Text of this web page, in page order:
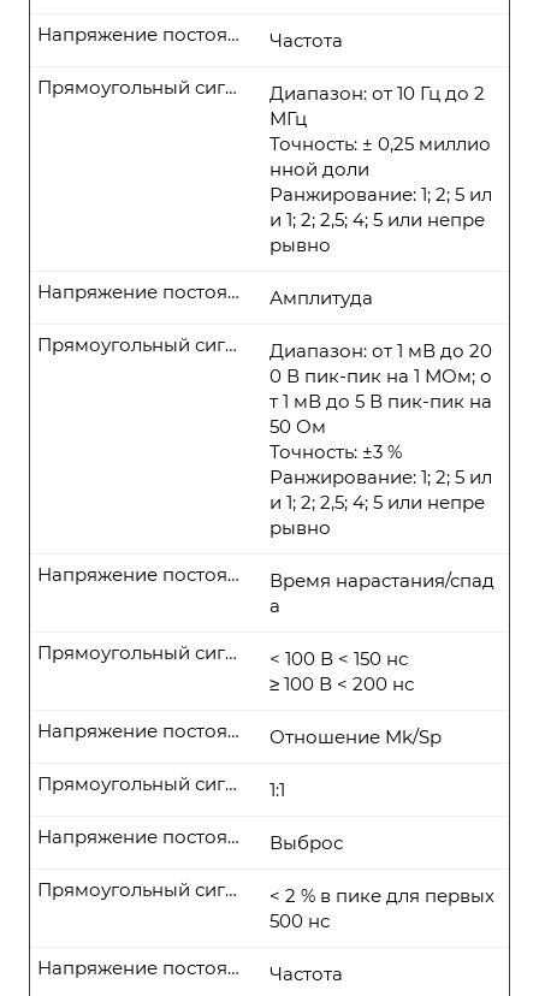
Частота
Напряжение постоянного тока
Диапазон: от 10 Гц до 2
МГц
Точность: ± 0,25 миллио
нной доли
Ранжирование: 1; 2; 5 ил
и 1; 2; 2,5; 4; 5 или непре
рывно
Прямоугольный сигнал
Амплитуда
Напряжение постоянного тока
Диапазон: от 1 мВ до 20
0 В пик-пик на 1 МОм; о
т 1 мВ до 5 В пик-пик на
50 Ом
Точность: ±3 %
Ранжирование: 1; 2; 5 ил
и 1; 2; 2,5; 4; 5 или непре
рывно
Прямоугольный сигнал
Время нарастания/спад
а
Напряжение постоянного тока
< 100 В < 150 нс
≥ 100 В < 200 нс
Прямоугольный сигнал
Отношение Mk/Sp
Напряжение постоянного тока
1:1
Прямоугольный сигнал
Выброс
Напряжение постоянного тока
< 2 % в пике для первых
500 нс
Прямоугольный сигнал
Частота
Напряжение постоянного тока